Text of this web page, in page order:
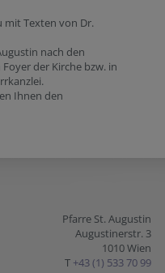
mit Texten von Dr.
nach den
der Kirche bzw. in
Ihnen den
Pfarre St. Augustin
Augustinerstr. 3
1010 Wien
T +43 (1) 533 70 99